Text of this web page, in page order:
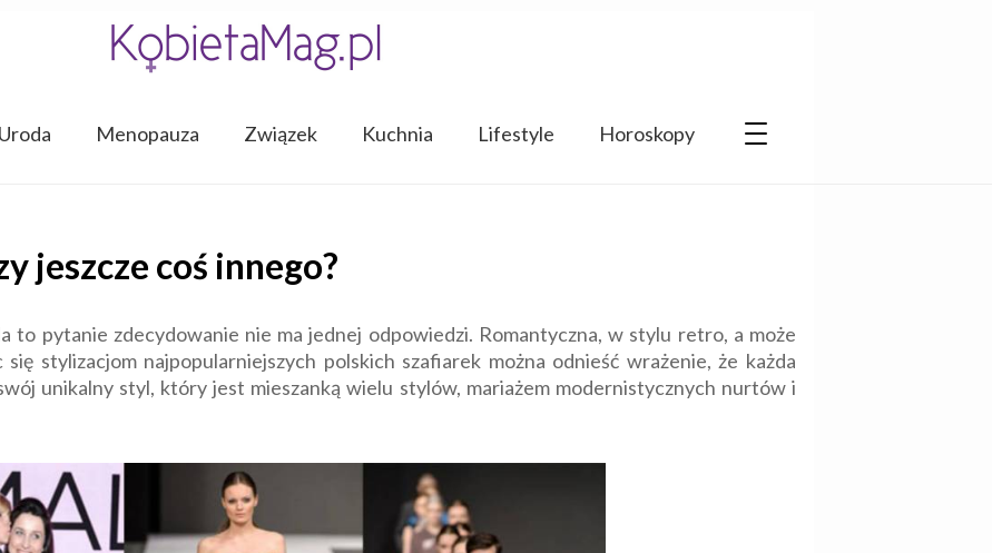
Uroda Menopauza Związek Kuchnia Lifestyle Horoskopy
jeszcze coś innego?
to pytanie zdecydowanie nie ma jednej odpowiedzi. Romantyczna, w stylu retro, a może
stylizacjom najpopularniejszych polskich szafiarek można odnieść wrażenie, że każda
unikalny styl, który jest mieszanką wielu stylów, mariażem modernistycznych nurtów i